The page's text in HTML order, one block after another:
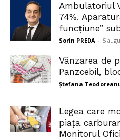
Ambulatoriul
74%.
funcțiune”
Sorin PREDA - 5
Vânzarea de
Panzcebil,
Ștefana
Legea care
piața
Monitorul